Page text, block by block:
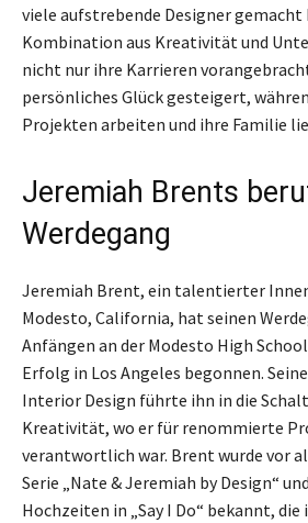
viele aufstrebende Designer gemacht
Kombination aus Kreativität und
nicht nur ihre Karrieren
persönliches Glück gesteigert,
Projekten arbeiten und ihre Familie
Jeremiah Brents
Werdegang
Jeremiah Brent, ein talentierter
Modesto, California, hat seinen
Anfängen an der Modesto High
Erfolg in Los Angeles begonnen.
Interior Design führte ihn in die
Kreativität, wo er für renommierte
verantwortlich war. Brent wurde vor
Serie „Nate & Jeremiah by Design“
Hochzeiten in „Say I Do“ bekannt,